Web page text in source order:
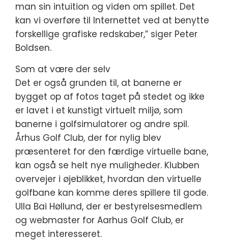
man sin intuition og viden om spillet. Det
kan vi overføre til Internettet ved at benytte
forskellige grafiske redskaber,” siger Peter
Boldsen.
Som at være der selv
Det er også grunden til, at banerne er
bygget op af fotos taget på stedet og ikke
er lavet i et kunstigt virtuelt miljø, som
banerne i golfsimulatorer og andre spil.
Århus Golf Club, der for nylig blev
præsenteret for den færdige virtuelle bane,
kan også se helt nye muligheder. Klubben
overvejer i øjeblikket, hvordan den virtuelle
golfbane kan komme deres spillere til gode.
Ulla Bai Høllund, der er bestyrelsesmedlem
og webmaster for Aarhus Golf Club, er
meget interesseret.